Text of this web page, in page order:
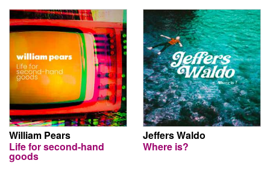
William Pears
Life for second-hand
goods
Jeffers Waldo
Where is?